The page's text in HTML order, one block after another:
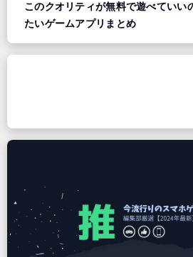
このクオリティが無料で遊べていい
たいゲームアプリまとめ